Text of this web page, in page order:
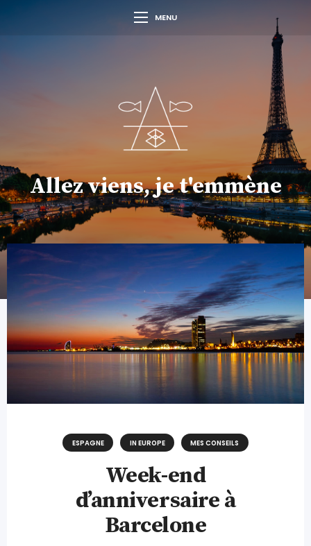
MENU
Allez viens, je t'emmène
ESPAGNE IN EUROPE MES CONSEILS
Week-end
d’anniversaire à
Barcelone